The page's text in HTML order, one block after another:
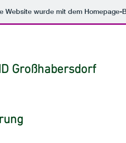
Website wurde mit dem Homepage-
Großhabersdorf